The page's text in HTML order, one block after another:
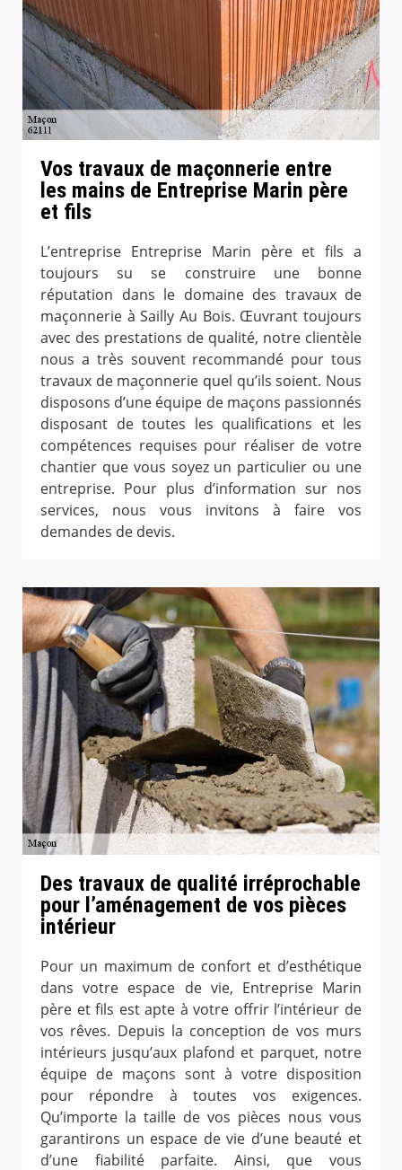
Vos travaux de maçonnerie entre
les mains de Entreprise Marin père
et fils
L’entreprise Entreprise Marin père et fils a
toujours su se construire une bonne
réputation dans le domaine des travaux de
maçonnerie à Sailly Au Bois. Œuvrant toujours
avec des prestations de qualité, notre clientèle
nous a très souvent recommandé pour tous
travaux de maçonnerie quel qu’ils soient. Nous
disposons d’une équipe de maçons passionnés
disposant de toutes les qualifications et les
compétences requises pour réaliser de votre
chantier que vous soyez un particulier ou une
entreprise. Pour plus d’information sur nos
services, nous vous invitons à faire vos
demandes de devis.
Des travaux de qualité irréprochable
pour l’aménagement de vos pièces
intérieur
Pour un maximum de confort et d’esthétique
dans votre espace de vie, Entreprise Marin
père et fils est apte à votre offrir l’intérieur de
vos rêves. Depuis la conception de vos murs
intérieurs jusqu’aux plafond et parquet, notre
équipe de maçons sont à votre disposition
pour répondre à toutes vos exigences.
Qu’importe la taille de vos pièces nous vous
garantirons un espace de vie d’une beauté et
d’une fiabilité parfaite. Ainsi, que vous